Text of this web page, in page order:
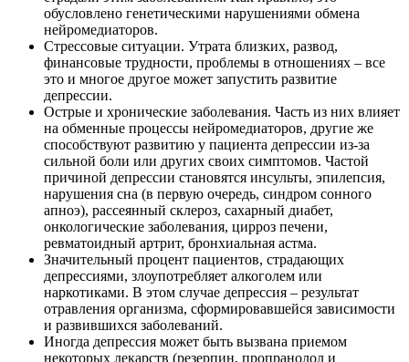
обусловлено генетическими нарушениями обмена
нейромедиаторов.
Стрессовые ситуации. Утрата близких, развод,
финансовые трудности, проблемы в отношениях – все
это и многое другое может запустить развитие
депрессии.
Острые и хронические заболевания. Часть из них влияет
на обменные процессы нейромедиаторов, другие же
способствуют развитию у пациента депрессии из-за
сильной боли или других своих симптомов. Частой
причиной депрессии становятся инсульты, эпилепсия,
нарушения сна (в первую очередь, синдром сонного
апноэ), рассеянный склероз, сахарный диабет,
онкологические заболевания, цирроз печени,
ревматоидный артрит, бронхиальная астма.
Значительный процент пациентов, страдающих
депрессиями, злоупотребляет алкоголем или
наркотиками. В этом случае депрессия – результат
отравления организма, сформировавшейся зависимости
и развившихся заболеваний.
Иногда депрессия может быть вызвана приемом
некоторых лекарств (резерпин, пропранолол и